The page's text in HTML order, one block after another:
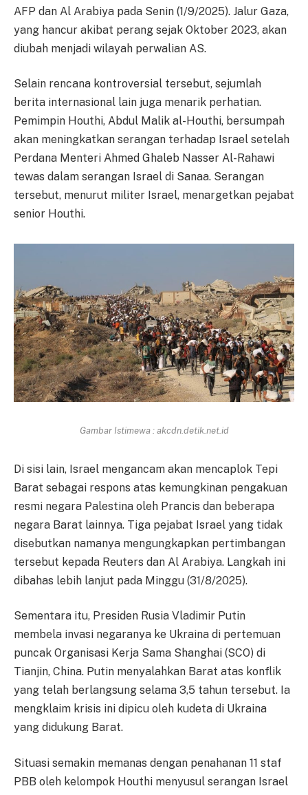
AFP dan Al Arabiya pada Senin (1/9/2025). Jalur Gaza,
yang hancur akibat perang sejak Oktober 2023, akan
diubah menjadi wilayah perwalian AS.
Selain rencana kontroversial tersebut, sejumlah
berita internasional lain juga menarik perhatian.
Pemimpin Houthi, Abdul Malik al-Houthi, bersumpah
akan meningkatkan serangan terhadap Israel setelah
Perdana Menteri Ahmed Ghaleb Nasser Al-Rahawi
tewas dalam serangan Israel di Sanaa. Serangan
tersebut, menurut militer Israel, menargetkan pejabat
senior Houthi.
Gambar Istimewa : akcdn.detik.net.id
Di sisi lain, Israel mengancam akan mencaplok Tepi
Barat sebagai respons atas kemungkinan pengakuan
resmi negara Palestina oleh Prancis dan beberapa
negara Barat lainnya. Tiga pejabat Israel yang tidak
disebutkan namanya mengungkapkan pertimbangan
tersebut kepada Reuters dan Al Arabiya. Langkah ini
dibahas lebih lanjut pada Minggu (31/8/2025).
Sementara itu, Presiden Rusia Vladimir Putin
membela invasi negaranya ke Ukraina di pertemuan
puncak Organisasi Kerja Sama Shanghai (SCO) di
Tianjin, China. Putin menyalahkan Barat atas konflik
yang telah berlangsung selama 3,5 tahun tersebut. Ia
mengklaim krisis ini dipicu oleh kudeta di Ukraina
yang didukung Barat.
Situasi semakin memanas dengan penahanan 11 staf
PBB oleh kelompok Houthi menyusul serangan Israel